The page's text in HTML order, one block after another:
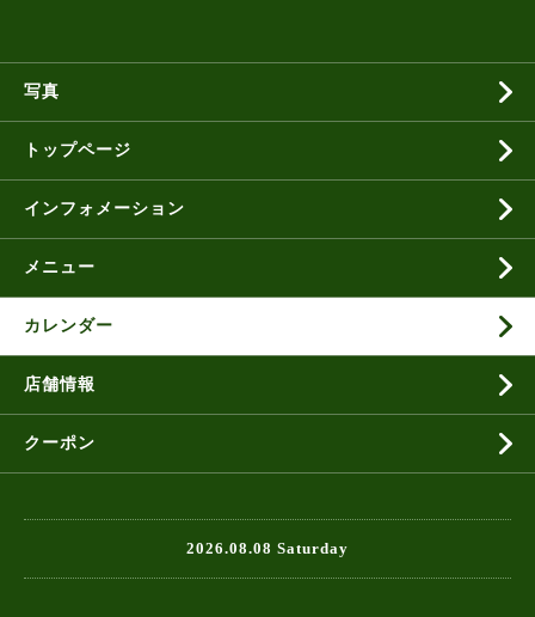
写真
トップページ
インフォメーション
メニュー
カレンダー
店舗情報
クーポン
2026.08.08 Saturday